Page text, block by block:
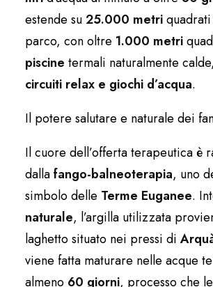
estende su25.000 metri
parco, con oltre 1.000 metri
piscine termali naturalmente
circuiti relax e giochi d’acqua.
Il potere salutare e naturale dei
Il cuore dell’offerta terapeutica è
dallafango-balneoterapia, uno
simbolo delle Terme Euganee.
naturale, l’argilla utilizzata
laghetto situato nei pressi di
viene fatta maturare nelle acque
almeno 60 giorni, processo che